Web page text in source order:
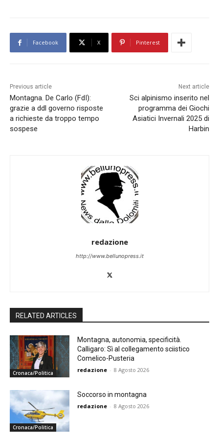
Facebook X Pinterest
Previous article
Montagna. De Carlo (FdI):
grazie a ddl governo risposte
a richieste da troppo tempo
sospese
Next article
Sci alpinismo inserito nel
programma dei Giochi
Asiatici Invernali 2025 di
Harbin
redazione
http://www.bellunopress.it
RELATED ARTICLES
Cronaca/Politica
Montagna, autonomia, specificità.
Calligaro: Sì al collegamento sciistico
Comelico-Pusteria
redazione - 8 Agosto 2026
Cronaca/Politica
Soccorso in montagna
redazione - 8 Agosto 2026